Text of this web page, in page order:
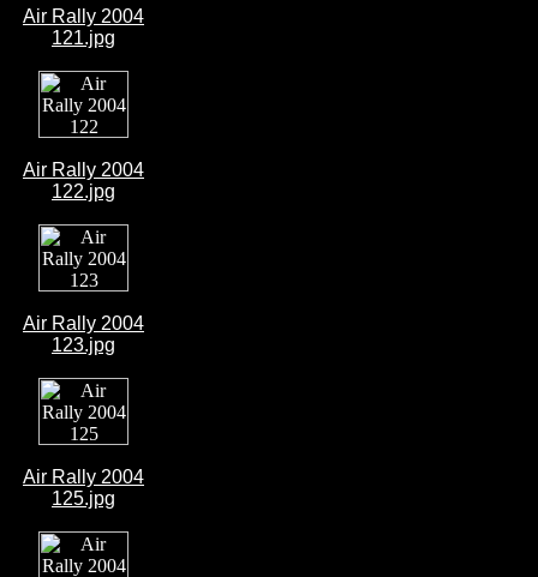
Air Rally 2004
121.jpg
Air Rally 2004
122.jpg
Air Rally 2004
123.jpg
Air Rally 2004
125.jpg